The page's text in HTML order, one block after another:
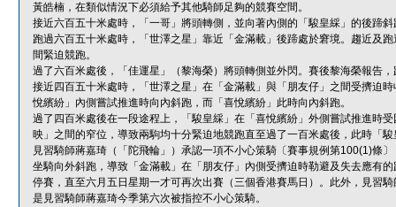
黃皓楠，在類似情況下必須給予其他騎師足夠的競賽空間。
接近六百五十米處時，「一哥」將頭轉側，並向著內側的「駿皇綵」的後蹄
跑過六百五十米處時，「世澤之星」靠近「金滿載」後蹄處於窘境。趨近及
間緊迫競跑。
過了六百米處後，「佳運星」（黎海榮）將頭轉側並外閃。賽後黎海榮報告
接近四百五十米處時，「世澤之星」在「金滿載」與「朋友仔」之間受擠迫
悅繽紛」內側嘗試推進時向內斜跑，而「喜悅繽紛」此時向內斜跑。
過了四百米處後在一段途程上，「駿皇綵」在「喜悅繽紛」外側嘗試推進時
映」之間的窄位，導致兩駒均十分緊迫地競跑直至過了一百米處後，此時「
見習騎師蔣嘉琦（「陀飛輪」）承認一項不小心策騎〔賽事規例第100(1)條
坐騎向外斜跑，導致「金滿載」在「朋友仔」內側受擠迫時勒避及失去應有
停賽，直至六月五日星期一才可再次出賽（三個香港賽馬日）。此外，見習
是見習騎師蔣嘉琦今季第六次被指控不小心策騎。